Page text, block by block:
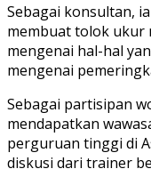
Sebagai konsultan,
membuat tolok ukur
mengenai hal-hal
mengenai
Sebagai partisipan
mendapatkan
perguruan tinggi di
diskusi dari trainer